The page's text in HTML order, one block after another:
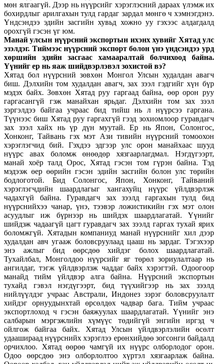
мөн ялгаагүй. Дээр нь нүүрсийг хэрэглэсний дараах үлэмж их
бохирдлыг арилгахын тулд гардаг зардал мөнгө ч хэмнэгдэнэ.
Үндсэндээ эдийн засгийн хувьд хожно уу гэхээс алдагдалд
орохгүй гэсэн үг юм.
Манай улсын нүүрсний экспортын ихэнх хувийг Хятад улс
эзэлдэг. Тиймээс нүүрсний экспорт болон үнэ үндсэндээ урд
хөршийн эдийн засгаас хамааралтай болчихоод байна.
Үүнийг ер нь яаж шийдвэрлэвэл зохистой вэ?
Хятад бол нүүрсний зөвхөн Монгол Улсын худалдан авагч
биш. Дэлхийн том худалдан авагч, зах зээл гэдгийг хүн бүр
мэдэх байх. Зөвхөн Хятад руу гаргаад байна, өөр орон руу
гаргасангүй гэж манайхан ярьдаг. Дэлхийн том зах зээл
зэргэлдээ байгаа учраас бид тийш нь л нүүрсээ гаргана.
Түүнээс биш Хятад руу гаргахгүй гээд зохиомлоор гуравдагч
зах зээл хайх нь үр дүн муутай. Ер нь Япон, Солонгос,
Хонконг, Тайвань гэх мэт Ази тивийн нүүрсний томоохон
хэрэглэгчид бий. Гэхдээ эдгээр улс орон манайхаас шууд
нүүрс авах боломж өнөөдөр хязгаарлагдмал. Нэгдүгээрт,
манай хоёр талд Орос, Хятад гэсэн том гүрэн байна. Тэд
мэдээж өер өөрийн гэсэн эдийн засгийн болон улс төрийн
бодлоготой. Бид Солонгос, Япон, Хонконг, Тайваний
хэрэглэгчдийн шаардлагыг хангахуйц нүүрс үйлдвэрлэж
чадахгүй байна. Гуравдагч зах зээлд гаргахын тулд бид
нүүрснийхээ чанар, үнэ, тээвэр ложистикийн гэх мэт олон
асуудлыг иж бүрнээр нь шийдэх шаардлагатай. Үүнийг
шийдэж чадаагүй цагт гуравдагч зах зээлд гаргах тухай ярих
боломжгүй. Хятадын компаниуд манай нүүрснийг хил дээр
худалдан авч угааж боловсруулаад цааш нь зардаг. Тэгэхээр
энэ ажлыг бид өөрсдөө хийдэг болох шаардлагатай.
Тухайлбал, Монголдоо нүүрсийг яг төрөл зориулалтаар нь
ангилдаг, тэгж үйлдвэрлэж чаддаг байх хэрэгтэй. Одоогоор
манайд тийм үйлдвэр алга байна. Нүүрсний экспортын
тухайд гэвэл нэгдүгээрт, бид түүхийгээр нь зах зээлд
нийлүүлдэг учраас Австрали, Индонез зэрэг боловсруулалт
хийдэг орнуудынхтай өрсөлдөх чадвар бага. Тийм учраас
экспортлоход ч гэсэн баяжуулах шаардлагатай. Үүнийг энэ
салбарын мэргэжлийн хүмүүс төдийгүй энгийн иргэд ч
ойлгож байгаа байх. Хятад Улсын үйлдвэрлэлийн өсөлт
удаашираад нүүрснийх хэрэглээ ерөнхийдөө зогсонги байдалд
орчихлоо. Хятад өөрөө чамгүй их нүүрс олборлодог орон.
Одоо өөрсдөө энэ олборлолтоо хүртэл хязгаарлаж байна.